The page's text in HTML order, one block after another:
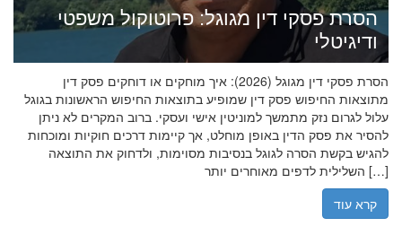
הסרת פסקי דין מגוגל: פרוטוקול משפטי
ודיגיטלי
הסרת פסקי דין מגוגל (2026): איך מוחקים או דוחקים פסק דין
מתוצאות החיפוש פסק דין שמופיע בתוצאות החיפוש הראשונות בגוגל
עלול לגרום נזק מתמשך למוניטין אישי ועסקי. ברוב המקרים לא ניתן
להסיר את פסק הדין באופן מוחלט, אך קיימות דרכים חוקיות ומוכחות
להגיש בקשת הסרה לגוגל בנסיבות מסוימות, ולדחוק את התוצאה
השלילית לדפים מאוחרים יותר […]
קרא עוד